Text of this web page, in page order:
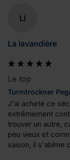
Ll
La lavandière
Le top
Turmtrockner
J'ai acheté ce
extrêmement
trouver un autre,
peu vieux et
saison, il s'abîme